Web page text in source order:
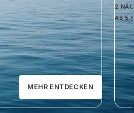
MEHR ENTDECKEN
2
AB